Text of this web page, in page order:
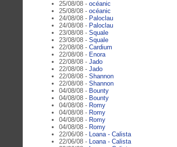
25/08/08 - océanic
25/08/08 - océanic
24/08/08 - Paloclau
24/08/08 - Paloclau
23/08/08 - Squale
23/08/08 - Squale
22/08/08 - Cardium
22/08/08 - Enora
22/08/08 - Jado
22/08/08 - Jado
22/08/08 - Shannon
22/08/08 - Shannon
04/08/08 - Bounty
04/08/08 - Bounty
04/08/08 - Romy
04/08/08 - Romy
04/08/08 - Romy
04/08/08 - Romy
22/06/08 - Loana - Calista
22/06/08 - Loana - Calista